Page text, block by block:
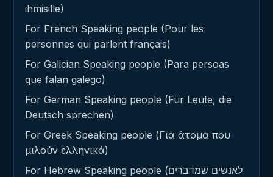
ihmisille)
For French Speaking people (Pour les
personnes qui parlent français)
For Galician Speaking people (Para persoas
que falan galego)
For German Speaking people (Für Leute, die
Deutsch sprechen)
For Greek Speaking people (Για άτομα που
μιλούν ελληνικά)
For Hebrew Speaking people (לאנשים שמדברים